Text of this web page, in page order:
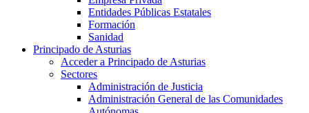
Entidades Públicas Estatales
Formación
Sanidad
Principado de Asturias
Acceder a Principado de Asturias
Sectores
Administración de Justicia
Administración General de las Comunidades